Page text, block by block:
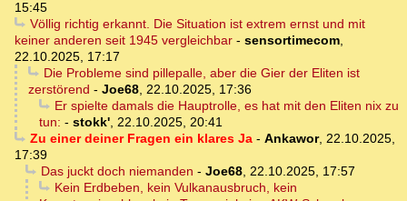
15:45
Völlig richtig erkannt. Die Situation ist extrem ernst und mit
keiner anderen seit 1945 vergleichbar - sensortimecom,
22.10.2025, 17:17
Die Probleme sind pillepalle, aber die Gier der Eliten ist
zerstörend - Joe68, 22.10.2025, 17:36
Er spielte damals die Hauptrolle, es hat mit den Eliten nix zu
tun: - stokk', 22.10.2025, 20:41
Zu einer deiner Fragen ein klares Ja- Ankawor, 22.10.2025,
17:39
Das juckt doch niemanden - Joe68, 22.10.2025, 17:57
Kein Erdbeben, kein Vulkanausbruch, kein